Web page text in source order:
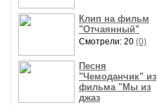
Клип на фильм
"Отчаянный"
Смотрели: 20 (0)
Песня
"Чемоданчик" из
фильма "Мы из
джаз